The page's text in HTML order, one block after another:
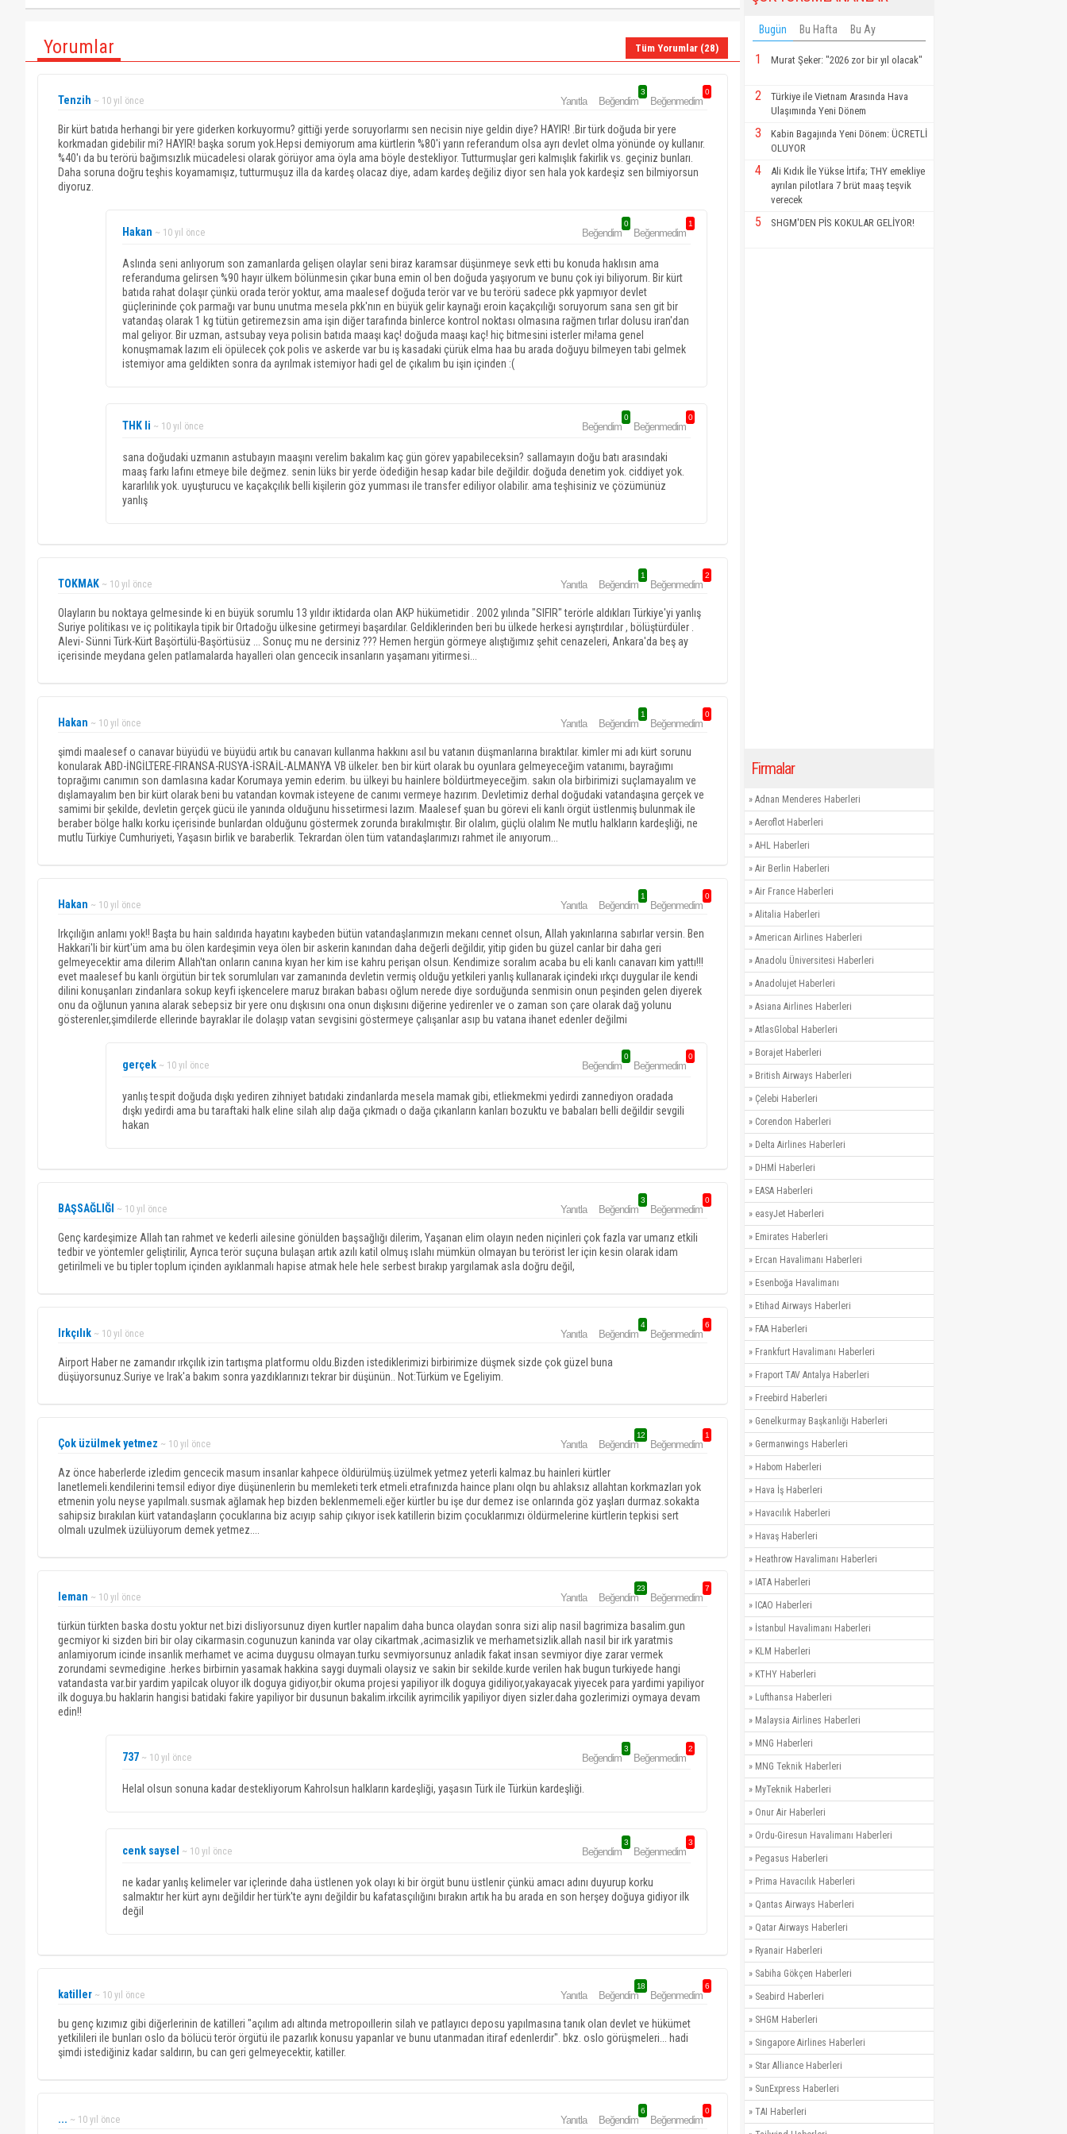
Yorumlar Tüm Yorumlar (28)
Tenzih ~ 10 yıl önce Yanıtla Beğendim
3
Beğenmedim
0
Bir kürt batıda herhangi bir yere giderken korkuyormu? gittiği yerde soruyorlarmı sen necisin niye geldin diye? HAYIR! .Bir türk doğuda bir yere
korkmadan gidebilir mi? HAYIR! başka sorum yok.Hepsi demiyorum ama kürtlerin %80'i yarın referandum olsa ayrı devlet olma yönünde oy kullanır.
%40'ı da bu terörü bağımsızlık mücadelesi olarak görüyor ama öyla ama böyle destekliyor. Tutturmuşlar geri kalmışlık fakirlik vs. geçiniz bunları.
Daha soruna doğru teşhis koyamamışız, tutturmuşuz illa da kardeş olacaz diye, adam kardeş değiliz diyor sen hala yok kardeşiz sen bilmiyorsun
diyoruz.
Hakan ~ 10 yıl önce Beğendim
0
Beğenmedim
1
Aslında seni anlıyorum son zamanlarda gelişen olaylar seni biraz karamsar düşünmeye sevk etti bu konuda haklısın ama
referanduma gelirsen %90 hayır ülkem bölünmesin çıkar buna emin ol ben doğuda yaşıyorum ve bunu çok iyi biliyorum. Bir kürt
batıda rahat dolaşır çünkü orada terör yoktur, ama maalesef doğuda terör var ve bu terörü sadece pkk yapmıyor devlet
güçlerininde çok parmağı var bunu unutma mesela pkk'nın en büyük gelir kaynağı eroin kaçakçılığı soruyorum sana sen git bir
vatandaş olarak 1 kg tütün getiremezsin ama işin diğer tarafında binlerce kontrol noktası olmasına rağmen tırlar dolusu iran'dan
mal geliyor. Bir uzman, astsubay veya polisin batıda maaşı kaç! doğuda maaşı kaç! hiç bitmesini isterler mi!ama genel
konuşmamak lazım eli öpülecek çok polis ve askerde var bu iş kasadaki çürük elma haa bu arada doğuyu bilmeyen tabi gelmek
istemiyor ama geldikten sonra da ayrılmak istemiyor hadi gel de çıkalım bu işin içinden :(
THK li ~ 10 yıl önce Beğendim
0
Beğenmedim
0
sana doğudaki uzmanın astubayın maaşını verelim bakalım kaç gün görev yapabileceksin? sallamayın doğu batı arasındaki
maaş farkı lafını etmeye bile değmez. senin lüks bir yerde ödediğin hesap kadar bile değildir. doğuda denetim yok. ciddiyet yok.
kararlılık yok. uyuşturucu ve kaçakçılık belli kişilerin göz yumması ile transfer ediliyor olabilir. ama teşhisiniz ve çözümünüz
yanlış
TOKMAK ~ 10 yıl önce Yanıtla Beğendim
1
Beğenmedim
2
Olayların bu noktaya gelmesinde ki en büyük sorumlu 13 yıldır iktidarda olan AKP hükümetidir . 2002 yılında "SIFIR" terörle aldıkları Türkiye'yi yanlış
Suriye politikası ve iç politikayla tipik bir Ortadoğu ülkesine getirmeyi başardılar. Geldiklerinden beri bu ülkede herkesi ayrıştırdılar , bölüştürdüler .
Alevi- Sünni Türk-Kürt Başörtülü-Başörtüsüz ... Sonuç mu ne dersiniz ??? Hemen hergün görmeye alıştığımız şehit cenazeleri, Ankara'da beş ay
içerisinde meydana gelen patlamalarda hayalleri olan gencecik insanların yaşamanı yitirmesi...
Hakan ~ 10 yıl önce Yanıtla Beğendim
1
Beğenmedim
0
şimdi maalesef o canavar büyüdü ve büyüdü artık bu canavarı kullanma hakkını asıl bu vatanın düşmanlarına bıraktılar. kimler mi adı kürt sorunu
konularak ABD-İNGİLTERE-FIRANSA-RUSYA-İSRAİL-ALMANYA VB ülkeler. ben bir kürt olarak bu oyunlara gelmeyeceğim vatanımı, bayrağımı
toprağımı canımın son damlasına kadar Korumaya yemin ederim. bu ülkeyi bu hainlere böldürtmeyeceğim. sakın ola birbirimizi suçlamayalım ve
dışlamayalım ben bir kürt olarak beni bu vatandan kovmak isteyene de canımı vermeye hazırım. Devletimiz derhal doğudaki vatandaşına gerçek ve
samimi bir şekilde, devletin gerçek gücü ile yanında olduğunu hissetirmesi lazım. Maalesef şuan bu görevi eli kanlı örgüt üstlenmiş bulunmak ile
beraber bölge halkı korku içerisinde bunlardan olduğunu göstermek zorunda bırakılmıştır. Bir olalım, güçlü olalım Ne mutlu halkların kardeşliği, ne
mutlu Türkiye Cumhuriyeti, Yaşasın birlik ve baraberlik. Tekrardan ölen tüm vatandaşlarımızı rahmet ile anıyorum...
Hakan ~ 10 yıl önce Yanıtla Beğendim
1
Beğenmedim
0
Irkçılığın anlamı yok!! Başta bu hain saldırıda hayatını kaybeden bütün vatandaşlarımızın mekanı cennet olsun, Allah yakınlarına sabırlar versin. Ben
Hakkari'li bir kürt'üm ama bu ölen kardeşimin veya ölen bir askerin kanından daha değerli değildir, yitip giden bu güzel canlar bir daha geri
gelmeyecektir ama dilerim Allah'tan onların canına kıyan her kim ise kahru perişan olsun. Kendimize soralım acaba bu eli kanlı canavarı kim yattı!!!
evet maalesef bu kanlı örgütün bir tek sorumluları var zamanında devletin vermiş olduğu yetkileri yanlış kullanarak içindeki ırkçı duygular ile kendi
dilini konuşanları zindanlara sokup keyfi işkencelere maruz bırakan babası oğlum nerede diye sorduğunda senmisin onun peşinden gelen diyerek
onu da oğlunun yanına alarak sebepsiz bir yere onu dışkısını ona onun dışkısını diğerine yedirenler ve o zaman son çare olarak dağ yolunu
gösterenler,şimdilerde ellerinde bayraklar ile dolaşıp vatan sevgisini göstermeye çalışanlar asıp bu vatana ihanet edenler değilmi
gerçek ~ 10 yıl önce Beğendim
0
Beğenmedim
0
yanlış tespit doğuda dışkı yediren zihniyet batıdaki zindanlarda mesela mamak gibi, etliekmekmi yedirdi zannediyon oradada
dışkı yedirdi ama bu taraftaki halk eline silah alıp dağa çıkmadı o dağa çıkanların kanları bozuktu ve babaları belli değildir sevgili
hakan
BAŞSAĞLIĞI ~ 10 yıl önce Yanıtla Beğendim
3
Beğenmedim
0
Genç kardeşimize Allah tan rahmet ve kederli ailesine gönülden başsağlığı dilerim, Yaşanan elim olayın neden niçinleri çok fazla var umarız etkili
tedbir ve yöntemler geliştirilir, Ayrıca terör suçuna bulaşan artık azılı katil olmuş ıslahı mümkün olmayan bu terörist ler için kesin olarak idam
getirilmeli ve bu tipler toplum içinden ayıklanmalı hapise atmak hele hele serbest bırakıp yargılamak asla doğru değil,
Irkçılık ~ 10 yıl önce Yanıtla Beğendim
4
Beğenmedim
6
Airport Haber ne zamandır ırkçılık izin tartışma platformu oldu.Bizden istediklerimizi birbirimize düşmek sizde çok güzel buna
düşüyorsunuz.Suriye ve Irak'a bakım sonra yazdıklarınızı tekrar bir düşünün.. Not:Türküm ve Egeliyim.
Çok üzülmek yetmez ~ 10 yıl önce Yanıtla Beğendim
12
Beğenmedim
1
Az önce haberlerde izledim gencecik masum insanlar kahpece öldürülmüş.üzülmek yetmez yeterli kalmaz.bu hainleri kürtler
lanetlemeli.kendilerini temsil ediyor diye düşünenlerin bu memleketi terk etmeli.etrafınızda haince planı olqn bu ahlaksız allahtan korkmazları yok
etmenin yolu neyse yapılmalı.susmak ağlamak hep bizden beklenmemeli.eğer kürtler bu işe dur demez ise onlarında göz yaşları durmaz.sokakta
sahipsiz bırakılan kürt vatandaşların çocuklarına biz acıyıp sahip çıkıyor isek katillerin bizim çocuklarımızı öldürmelerine kürtlerin tepkisi sert
olmalı uzulmek üzülüyorum demek yetmez....
leman ~ 10 yıl önce Yanıtla Beğendim
23
Beğenmedim
7
türkün türkten baska dostu yoktur net.bizi disliyorsunuz diyen kurtler napalim daha bunca olaydan sonra sizi alip nasil bagrimiza basalim.gun
gecmiyor ki sizden biri bir olay cikarmasin.cogunuzun kaninda var olay cikartmak ,acimasizlik ve merhametsizlik.allah nasil bir irk yaratmis
anlamiyorum icinde insanlik merhamet ve acima duygusu olmayan.turku sevmiyorsunuz anladik fakat insan sevmiyor diye zarar vermek
zorundami sevmedigine .herkes birbirnin yasamak hakkina saygi duymali olaysiz ve sakin bir sekilde.kurde verilen hak bugun turkiyede hangi
vatandasta var.bir yardim yapilcak oluyor ilk doguya gidiyor,bir okuma projesi yapiliyor ilk doguya gidiliyor,yakayacak yiyecek para yardimi yapiliyor
ilk doguya.bu haklarin hangisi batidaki fakire yapiliyor bir dusunun bakalim.irkcilik ayrimcilik yapiliyor diyen sizler.daha gozlerimizi oymaya devam
edin!!
737 ~ 10 yıl önce Beğendim
3
Beğenmedim
2
Helal olsun sonuna kadar destekliyorum Kahrolsun halkların kardeşliği, yaşasın Türk ile Türkün kardeşliği.
cenk saysel ~ 10 yıl önce Beğendim
3
Beğenmedim
3
ne kadar yanlış kelimeler var içlerinde daha üstlenen yok olayı ki bir örgüt bunu üstlenir çünkü amacı adını duyurup korku
salmaktır her kürt aynı değildir her türk'te aynı değildir bu kafatasçılığını bırakın artık ha bu arada en son herşey doğuya gidiyor ilk
değil
katiller ~ 10 yıl önce Yanıtla Beğendim
18
Beğenmedim
6
bu genç kızımız gibi diğerlerinin de katilleri "açılım adı altında metropoıllerin silah ve patlayıcı deposu yapılmasına tanık olan devlet ve hükümet
yetkilileri ile bunları oslo da bölücü terör örgütü ile pazarlık konusu yapanlar ve bunu utanmadan itiraf edenlerdir". bkz. oslo görüşmeleri... hadi
şimdi istediğiniz kadar saldırın, bu can geri gelmeyecektir, katiller.
... ~ 10 yıl önce Yanıtla Beğendim
6
Beğenmedim
0
Bugün Bu Hafta Bu Ay
1 Murat Şeker: "2026 zor bir yıl olacak"
2
Türkiye ile Vietnam Arasında Hava
Ulaşımında Yeni Dönem
3
Kabin Bagajında Yeni Dönem: ÜCRETLİ
OLUYOR
4
Ali Kıdık İle Yükse İrtifa; THY emekliye
ayrılan pilotlara 7 brüt maaş teşvik
verecek
5 SHGM'DEN PİS KOKULAR GELİYOR!
Firmalar
» Adnan Menderes Haberleri
» Aeroflot Haberleri
» AHL Haberleri
» Air Berlin Haberleri
» Air France Haberleri
» Alitalia Haberleri
» American Airlines Haberleri
» Anadolu Üniversitesi Haberleri
» Anadolujet Haberleri
» Asiana Airlines Haberleri
» AtlasGlobal Haberleri
» Borajet Haberleri
» British Airways Haberleri
» Çelebi Haberleri
» Corendon Haberleri
» Delta Airlines Haberleri
» DHMİ Haberleri
» EASA Haberleri
» easyJet Haberleri
» Emirates Haberleri
» Ercan Havalimanı Haberleri
» Esenboğa Havalimanı
» Etihad Airways Haberleri
» FAA Haberleri
» Frankfurt Havalimanı Haberleri
» Fraport TAV Antalya Haberleri
» Freebird Haberleri
» Genelkurmay Başkanlığı Haberleri
» Germanwings Haberleri
» Habom Haberleri
» Hava İş Haberleri
» Havacılık Haberleri
» Havaş Haberleri
» Heathrow Havalimanı Haberleri
» IATA Haberleri
» ICAO Haberleri
» İstanbul Havalimanı Haberleri
» KLM Haberleri
» KTHY Haberleri
» Lufthansa Haberleri
» Malaysia Airlines Haberleri
» MNG Haberleri
» MNG Teknik Haberleri
» MyTeknik Haberleri
» Onur Air Haberleri
» Ordu-Giresun Havalimanı Haberleri
» Pegasus Haberleri
» Prima Havacılık Haberleri
» Qantas Airways Haberleri
» Qatar Airways Haberleri
» Ryanair Haberleri
» Sabiha Gökçen Haberleri
» Seabird Haberleri
» SHGM Haberleri
» Singapore Airlines Haberleri
» Star Alliance Haberleri
» SunExpress Haberleri
» TAI Haberleri